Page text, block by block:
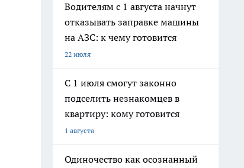
Водителям с 1 августа начнут
отказывать заправке машины
на АЗС: к чему готовится
22 июля
С 1 июля смогут законно
подселить незнакомцев в
квартиру: кому готовится
1 августа
Одиночество как осознанный